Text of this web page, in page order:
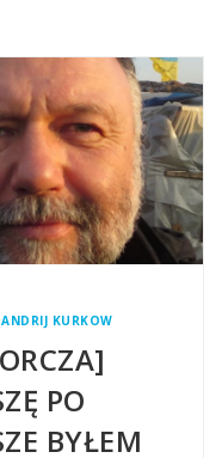
ANDRIJ KURKOW
PO
BYŁEM